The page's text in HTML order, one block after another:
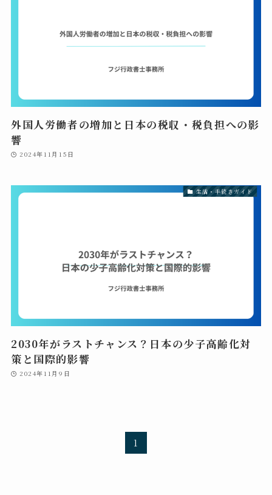
外国人労働者の増加と日本の税収・税負担への影
響
2024年11月15日
生活・手続きガイド
2030年がラストチャンス？日本の少子高齢化対
策と国際的影響
2024年11月9日
1